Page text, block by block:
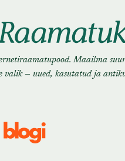
Maailma
valik — uued, kasutatud ja